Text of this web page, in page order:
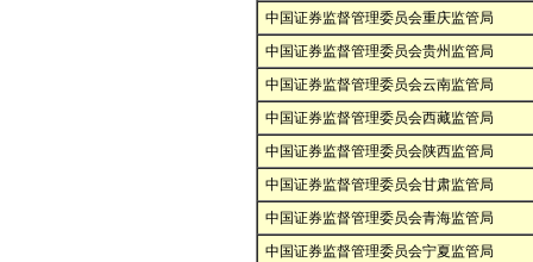
中国证券监督管理委员会重庆监管局
中国证券监督管理委员会贵州监管局
中国证券监督管理委员会云南监管局
中国证券监督管理委员会西藏监管局
中国证券监督管理委员会陕西监管局
中国证券监督管理委员会甘肃监管局
中国证券监督管理委员会青海监管局
中国证券监督管理委员会宁夏监管局